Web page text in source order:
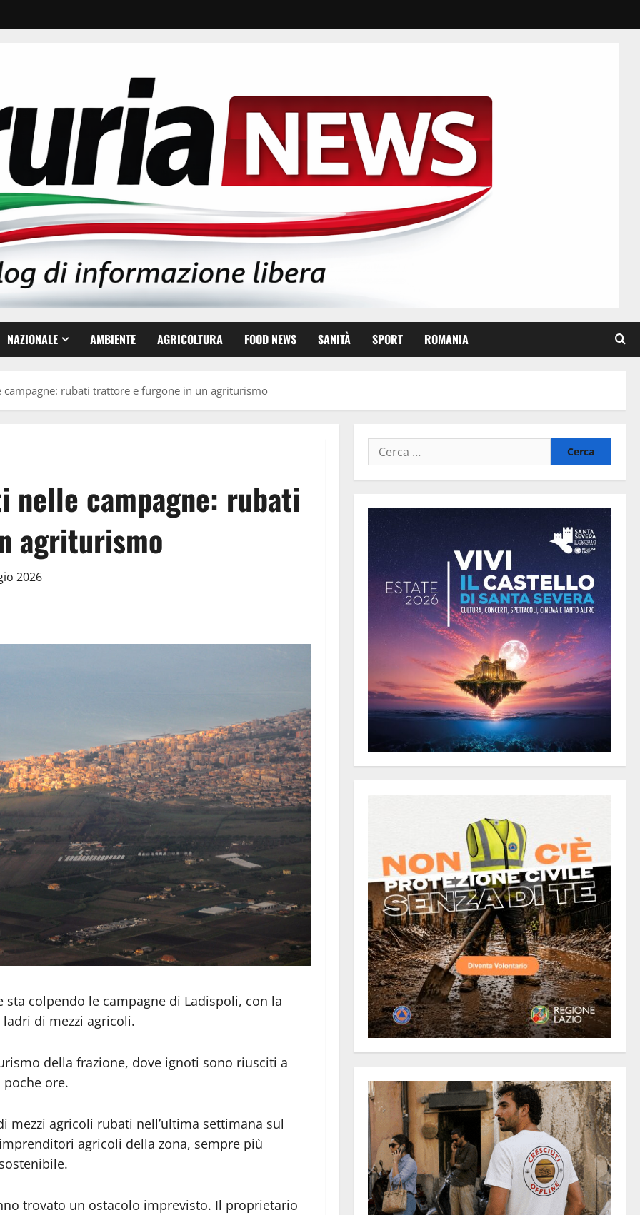
NAZIONALE AMBIENTE AGRICOLTURA FOOD NEWS SANITÀ SPORT ROMANIA
campagne: rubati trattore e furgone in un agriturismo
nelle campagne: rubati
agriturismo
2026
sta colpendo le campagne di Ladispoli, con la
di mezzi agricoli.
della frazione, dove ignoti sono riusciti a
ore.
agricoli rubati nell’ultima settimana sul
agricoli della zona, sempre più
trovato un ostacolo imprevisto. Il proprietario
Ricerca
per: